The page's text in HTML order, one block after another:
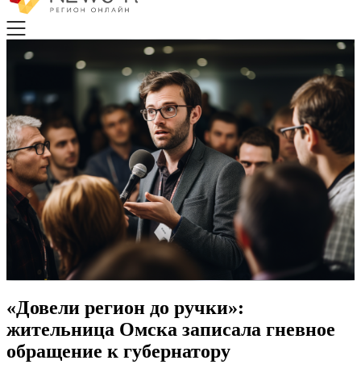
«Довели регион до ручки»:
жительница Омска записала гневное
обращение к губернатору